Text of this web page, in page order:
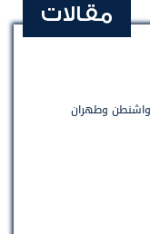
مقالات
واشنطن وطهران